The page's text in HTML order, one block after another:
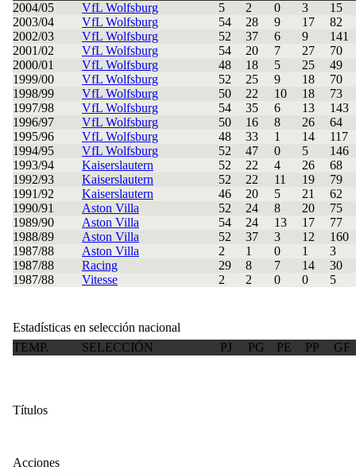
2004/05
VfL Wolfsburg 5 2 0 3
15
2003/04
VfL Wolfsburg 54 28 9 17
82
2002/03
VfL Wolfsburg 52 37 6 9
141
2001/02
VfL Wolfsburg 54 20 7 27
70
2000/01
VfL Wolfsburg 48 18 5 25
49
1999/00
VfL Wolfsburg 52 25 9 18
70
1998/99
VfL Wolfsburg 50 22 10 18
73
1997/98
VfL Wolfsburg 54 35 6 13
143
1996/97
VfL Wolfsburg 50 16 8 26
64
1995/96
VfL Wolfsburg 48 33 1 14
117
1994/95
VfL Wolfsburg 52 47 0 5
146
1993/94
Kaiserslautern 52 22 4 26
68
1992/93
Kaiserslautern 52 22 11 19
79
1991/92
Kaiserslautern 46 20 5 21
62
1990/91
Aston Villa 52 24 8 20
75
1989/90
Aston Villa 54 24 13 17
77
1988/89
Aston Villa 52 37 3 12
160
1987/88
Aston Villa 2 1 0 1
3
1987/88
Racing 29 8 7 14
30
1987/88
Vitesse 2 2 0 0 5
Estadísticas en selección nacional
TEMP.
SELECCIÓN PJ PG PE PP GF
Títulos
Acciones